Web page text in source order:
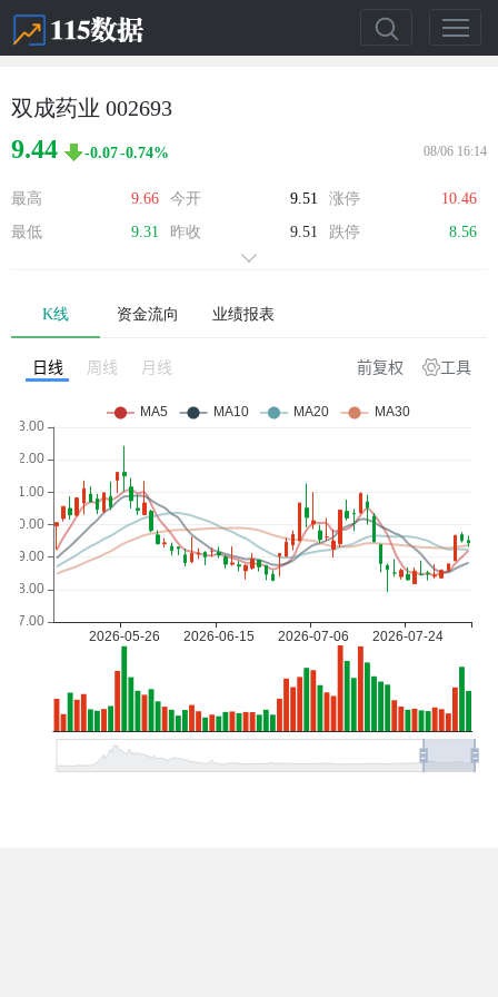
双成药业 002693
9.44 -0.07-0.74% 08/06 16:14
最高 9.66 今开 9.51 涨停
10.46
最低
9.31 昨收 9.51 跌停 8.56
K线 资金流向 业绩报表